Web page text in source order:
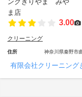
3.00
クリーニング
住所 神奈川県秦野市
有限会社クリーニン